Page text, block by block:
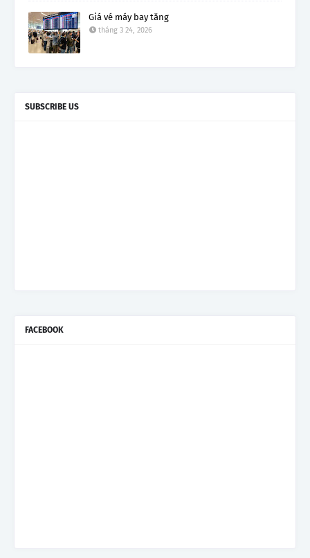
Giá vé máy bay tăng
tháng 3 24, 2026
SUBSCRIBE US
FACEBOOK